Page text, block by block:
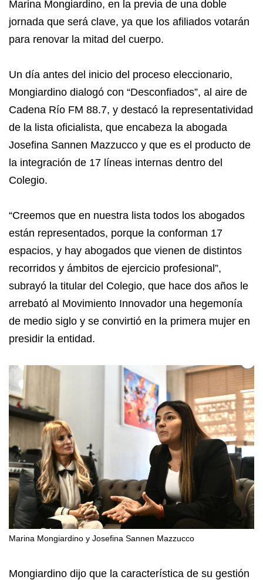
Marina Mongiardino, en la previa de una doble
jornada que será clave, ya que los afiliados votarán
para renovar la mitad del cuerpo.
Un día antes del inicio del proceso eleccionario,
Mongiardino dialogó con “Desconfiados”, al aire de
Cadena Río FM 88.7, y destacó la representatividad
de la lista oficialista, que encabeza la abogada
Josefina Sannen Mazzucco y que es el producto de
la integración de 17 líneas internas dentro del
Colegio.
“Creemos que en nuestra lista todos los abogados
están representados, porque la conforman 17
espacios, y hay abogados que vienen de distintos
recorridos y ámbitos de ejercicio profesional”,
subrayó la titular del Colegio, que hace dos años le
arrebató al Movimiento Innovador una hegemonía
de medio siglo y se convirtió en la primera mujer en
presidir la entidad.
Marina Mongiardino y Josefina Sannen Mazzucco
Mongiardino dijo que la característica de su gestión